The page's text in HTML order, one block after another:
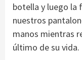
botella y luego la
nuestros
manos mientras
último de su vida.